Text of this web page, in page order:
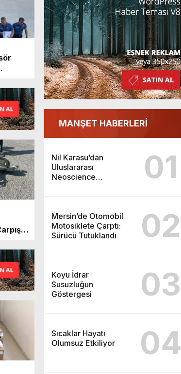
MANŞET HABERLERİ
Nil Karasu’dan
Uluslararası
Neoscience
01
Mersin’de Otomobil
Motosiklete Çarptı:
Sürücü Tutuklandı
02
Koyu İdrar
Susuzluğun
Göstergesi
03
Sıcaklar Hayatı
Olumsuz Etkiliyor
04